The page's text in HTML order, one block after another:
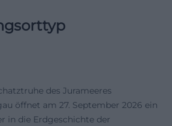
des Jurameeres
öffnet am 27. September 2026 ein
in die Erdgeschichte der